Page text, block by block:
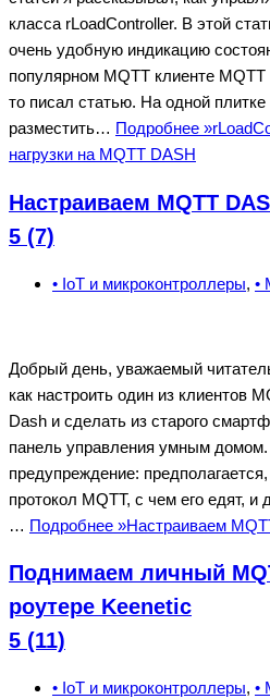
класса rLoadController. В этой
очень удобную индикацию
популярном MQTT клиенте
то писал статью. На одной
разместить… Подробнее »
нагрузки на MQTT DASH
Настраиваем MQTT
5 (7)
• IoT и микроконтроллеры, •
Добрый день, уважаемый
как настроить один из клиентов
Dash и сделать из старого
панель управления умным
предупреждение:
протокол MQTT, с чем его едят, и
… Подробнее »Настраиваем
Поднимаем личный
роутере Keenetic
5 (11)
• IoT и микроконтроллеры, •